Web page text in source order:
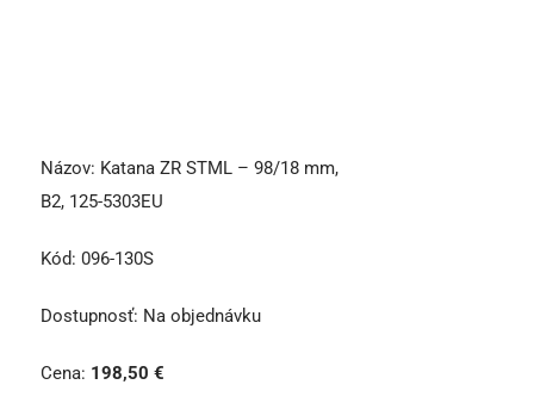
Názov: Katana ZR STML – 98/18 mm,
B2, 125-5303EU
Kód: 096-130S
Dostupnosť: Na objednávku
Cena: 198,50 €